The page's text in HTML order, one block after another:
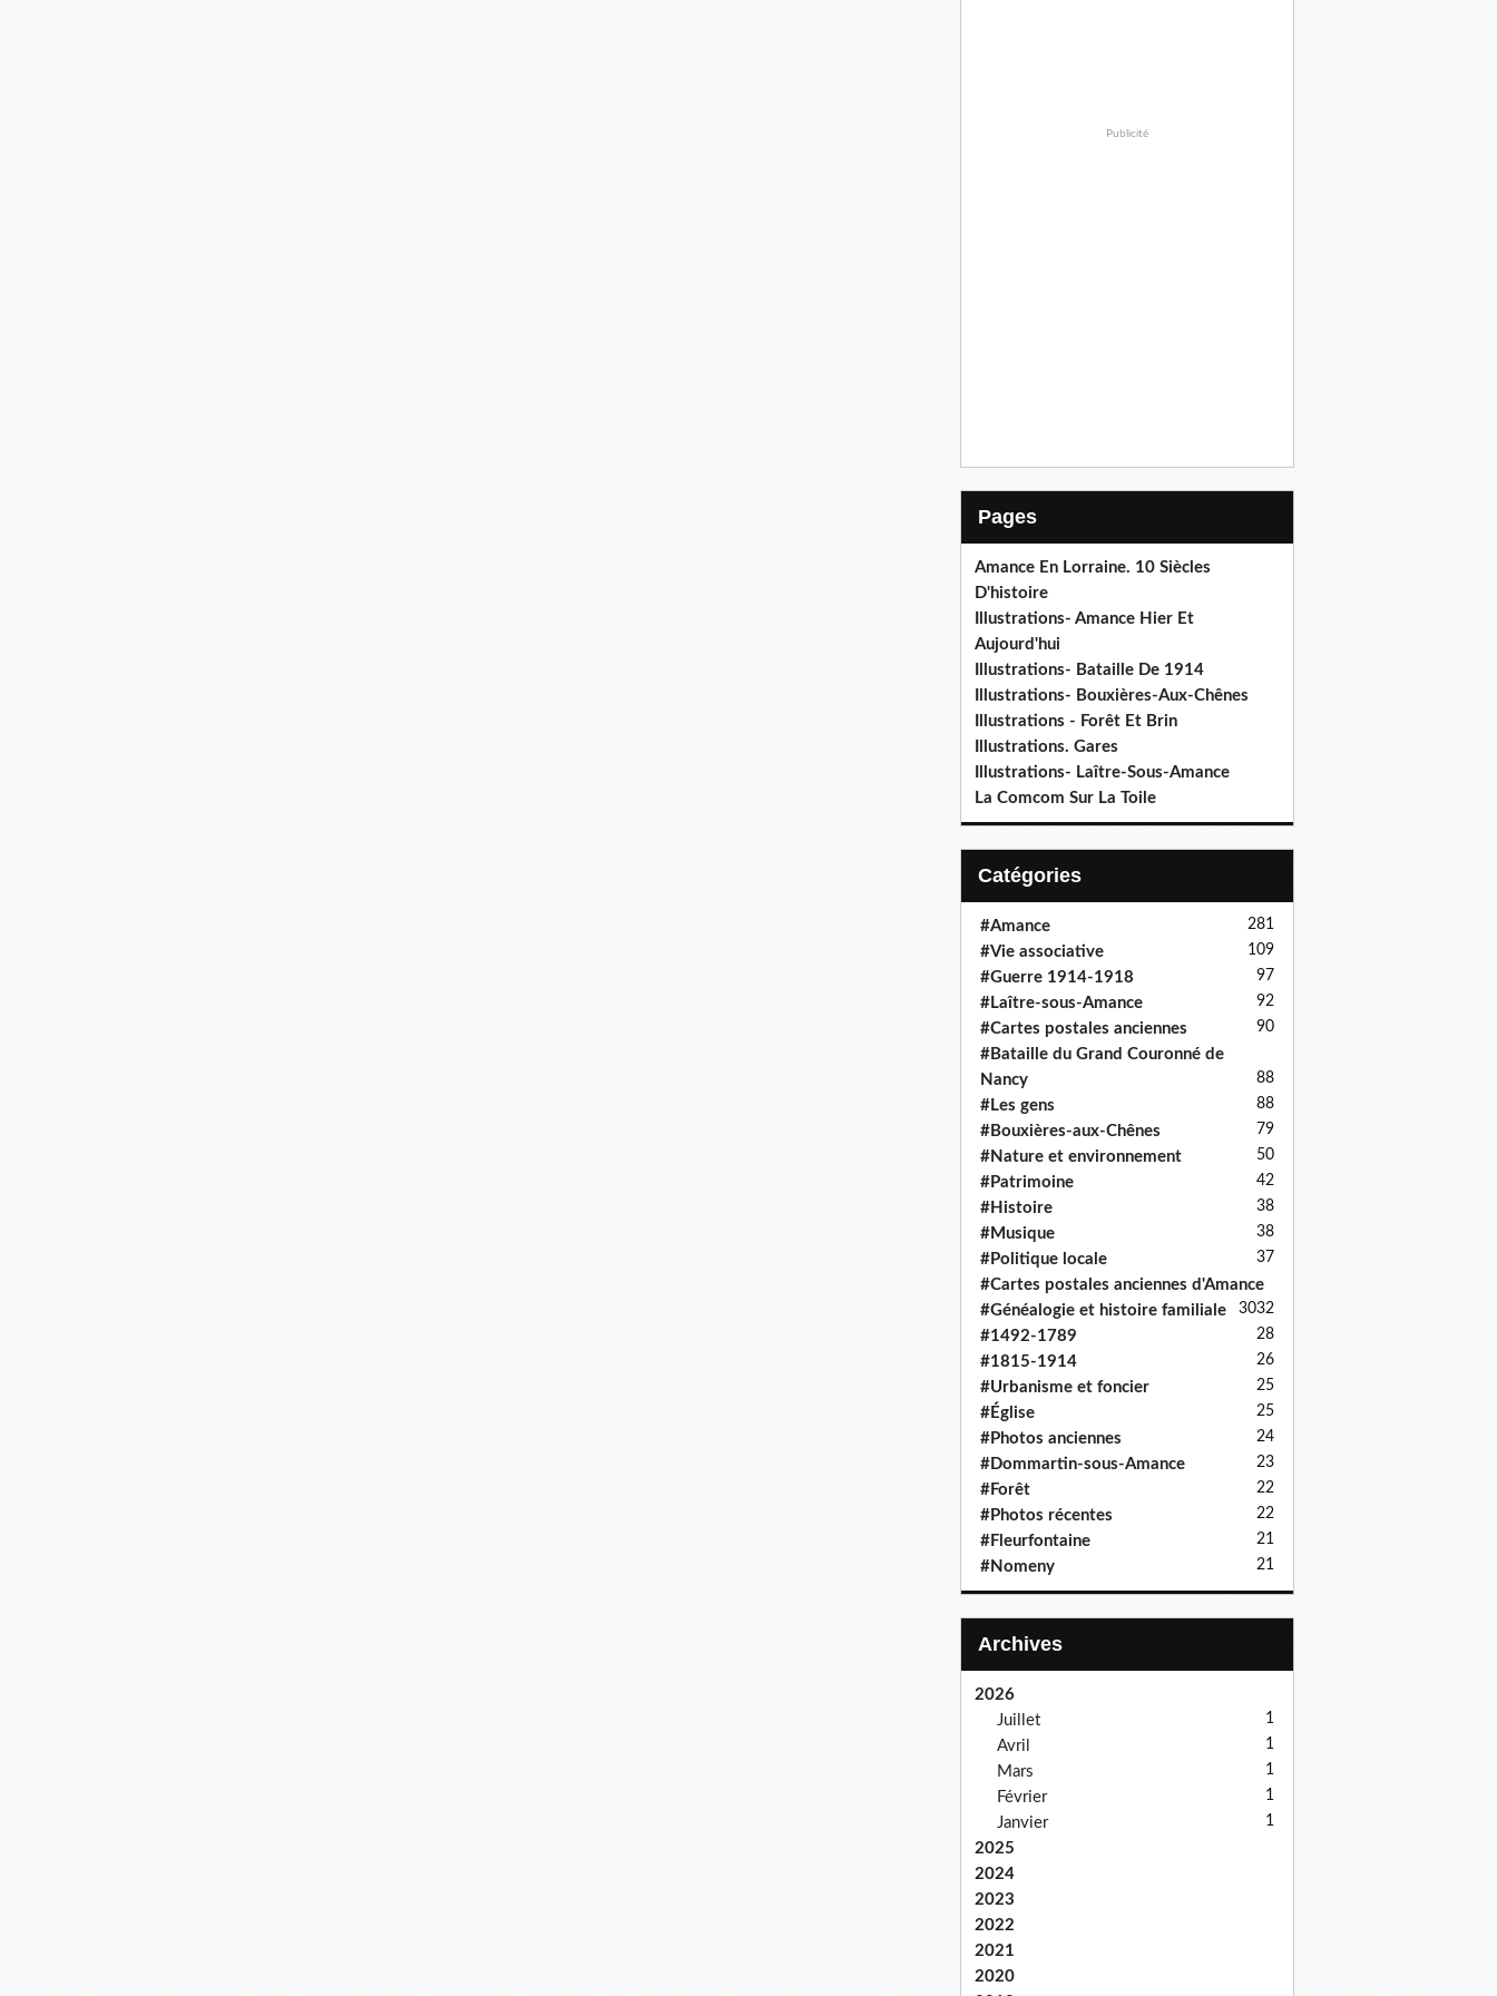
Publicité
Pages
Amance En Lorraine. 10 Siècles
D'histoire
Illustrations- Amance Hier Et
Aujourd'hui
Illustrations- Bataille De 1914
Illustrations- Bouxières-Aux-Chênes
Illustrations - Forêt Et Brin
Illustrations. Gares
Illustrations- Laître-Sous-Amance
La Comcom Sur La Toile
Catégories
#Amance 281
#Vie associative 109
#Guerre 1914-1918 97
#Laître-sous-Amance 92
#Cartes postales anciennes 90
#Bataille du Grand Couronné de
Nancy
88
#Les gens 88
#Bouxières-aux-Chênes 79
#Nature et environnement 50
#Patrimoine 42
#Histoire 38
#Musique 38
#Politique locale 37
#Cartes postales anciennes d'Amance
32
#Généalogie et histoire familiale 30
#1492-1789 28
#1815-1914 26
#Urbanisme et foncier 25
#Église 25
#Photos anciennes 24
#Dommartin-sous-Amance 23
#Forêt 22
#Photos récentes 22
#Fleurfontaine 21
#Nomeny 21
Archives
2026
Juillet
1
Avril 1
Mars 1
Février 1
Janvier 1
2025
2024
2023
2022
2021
2020